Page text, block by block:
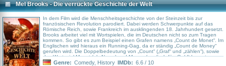
Mel Brooks - Die verrückte Geschichte der Welt
In dem Film wird die Menschheitsgeschichte von der Steinzeit bis zur
französischen Revolution parodiert. Dabei werden Schwerpunkte auf das
Römische Reich, sowie Frankreich im ausklingenden 18. Jahrhundert gesetzt.
Brooks arbeitet viel mit Wortspielen, die im Deutschen nicht so zum Tragen
kommen. So gibt es zum Beispiel einen Grafen namens „Count de Monet“. Im
Englischen wird hieraus ein Running-Gag, da er ständig „Count de Money“
gerufen wird. Die Doppelbedeutung von „Count“ („Graf“ und „zählen“), sowie
das Wortspiel Monet (als Name) und Money (englisch für: Geld) kommt nur
hier zur vollen Entfaltung.
Genre: Comedy, History IMDb: 6.6 / 10